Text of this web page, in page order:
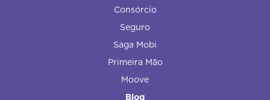
Consórcio
Seguro
Saga Mobi
Primeira Mão
Moove
Blog